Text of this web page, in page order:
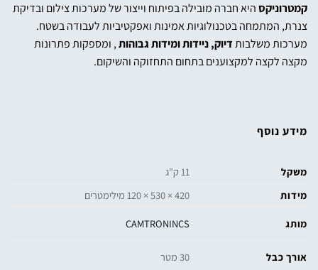
קמטרוניקסהיאחברה מובילה בפיתוח וייצור של מערכות צילום ובדיקת
צנרת, המתמחה בטכנולוגיות אמינות ואפקטיביות לעבודה בשטח.
מערכות משלבותדיוק, ניידות ומידות גבוהות, ומספקות פתרונות
מקצה לקצה למקצוענים בתחום התחזוקה והשיקום.
מידע נוסף
משקל
11 ק"ג
מידות
420 × 530 × 120 מילימטרים
מותג CAMTRONINCS
אורך כבל 30 מטר